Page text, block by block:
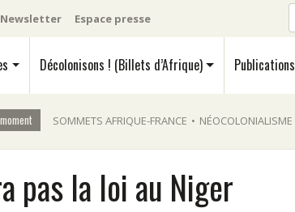
Newsletter Espace presse
Décolonisons ! (Billets d’Afrique) Publications
SOMMETS AFRIQUE-FRANCE • NÉOCOLONIALISME
pas la loi au Niger